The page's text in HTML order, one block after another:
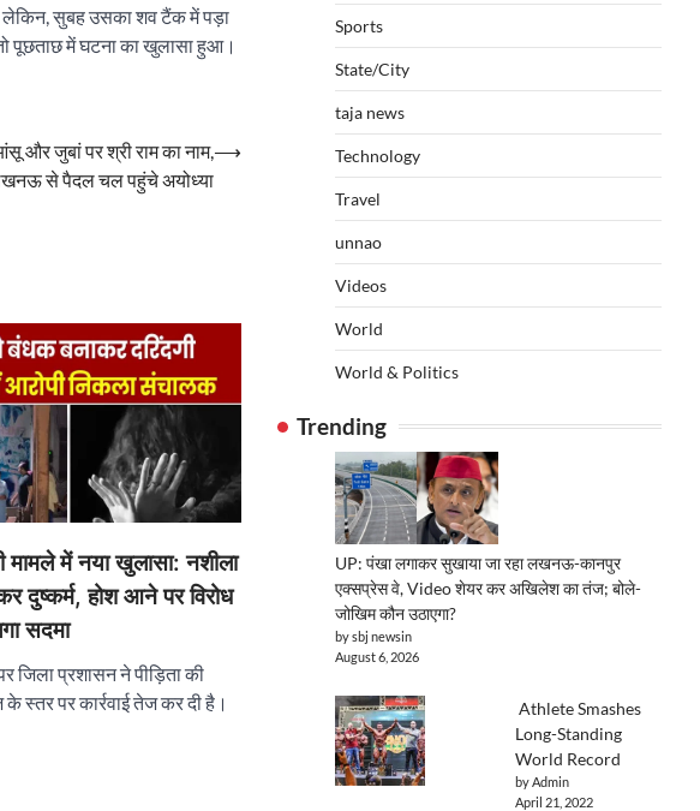
लेकिन, सुबह उसका शव टैंक में पड़ा
पूछताछ में घटना का खुलासा हुआ।
और जुबां पर श्री राम का नाम,
से पैदल चल पहुंचे अयोध्या
⟶
मामले में नया खुलासा: नशीला
दुष्कर्म, होश आने पर विरोध
सदमा
जिला प्रशासन ने पीड़िता की
स्तर पर कार्रवाई तेज कर दी है।
Sports
State/City
taja news
Technology
Travel
unnao
Videos
World
World & Politics
Trending
UP: पंखा लगाकर सुखाया जा रहा लखनऊ-कानपुर
एक्सप्रेस वे, Video शेयर कर अखिलेश का तंज; बोले-
जोखिम कौन उठाएगा?
by sbj newsin
August 6, 2026
Athlete Smashes
Long-Standing
World Record
by Admin
April 21, 2022